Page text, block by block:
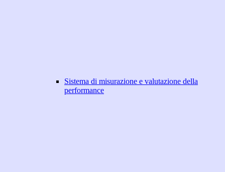
Sistema di misurazione e valutazione della
performance